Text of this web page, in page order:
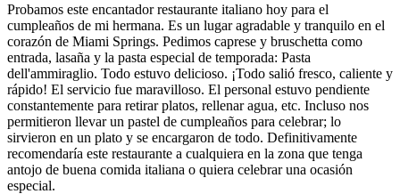
Probamos este encantador restaurante italiano hoy para el
cumpleaños de mi hermana. Es un lugar agradable y tranquilo en el
corazón de Miami Springs. Pedimos caprese y bruschetta como
entrada, lasaña y la pasta especial de temporada: Pasta
dell'ammiraglio. Todo estuvo delicioso. ¡Todo salió fresco, caliente y
rápido! El servicio fue maravilloso. El personal estuvo pendiente
constantemente para retirar platos, rellenar agua, etc. Incluso nos
permitieron llevar un pastel de cumpleaños para celebrar; lo
sirvieron en un plato y se encargaron de todo. Definitivamente
recomendaría este restaurante a cualquiera en la zona que tenga
antojo de buena comida italiana o quiera celebrar una ocasión
especial.